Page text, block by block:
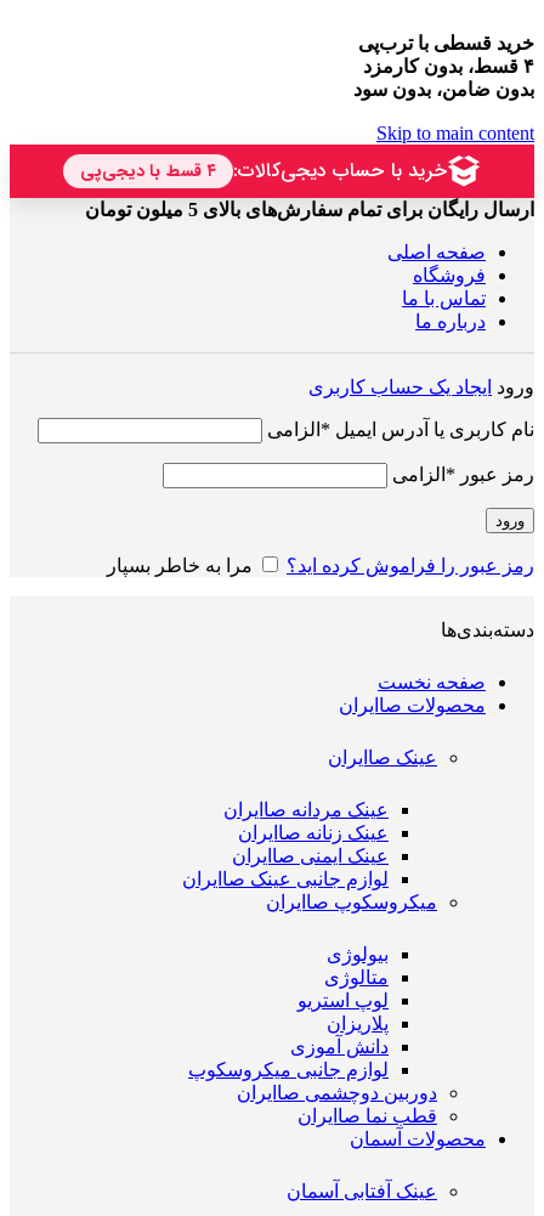
خرید قسطی با ترب‌پی
۴ قسط، بدون کارمزد
بدون ضامن، بدون سود
Skip to main content
ارسال رایگان برای تمام سفارش‌های بالای 5 میلون تومان
صفحه اصلی
فروشگاه
تماس با ما
درباره ما
ورود ایجاد یک حساب کاربری
نام کاربری یا آدرس ایمیل * الزامی
رمز عبور * الزامی
ورود
رمز عبور را فراموش کرده اید؟ مرا به خاطر بسپار
دسته‌بندی‌ها
صفحه نخست
محصولات صاایران
عینک صاایران
عینک مردانه صاایران
عینک زنانه صاایران
عینک ایمنی صاایران
لوازم جانبی عینک صاایران
میکروسکوپ صاایران
بیولوژی
متالوژی
لوپ استریو
پلاریزان
دانش آموزی
لوازم جانبی میکروسکوپ
دوربین دوچشمی صاایران
قطب نما صاایران
محصولات آسمان
عینک آفتابی آسمان